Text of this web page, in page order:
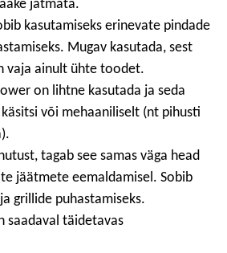
kasutamiseks erinevate pindade
Mugav kasutada, sest
vaja ainult ühte toodet.
on lihtne kasutada ja seda
või mehaaniliselt (nt pihusti
tagab see samas väga head
jäätmete eemaldamisel. Sobib
grillide puhastamiseks.
saadaval täidetavas